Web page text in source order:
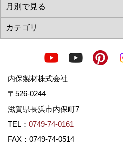
内保製材株式会社
〒526-0244
滋賀県長浜市内保町7
TEL： 0749-74-0161
FAX：0749-74-0514